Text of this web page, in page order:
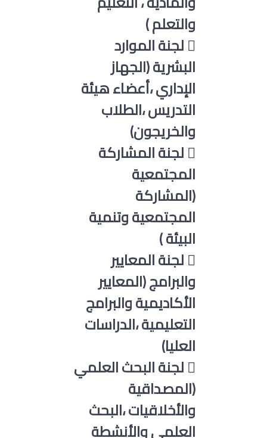
والتعلم )
 لجنة الموارد
البشرية (الجهاز
الإداري ،أعضاء هيئة
التدريس ،الطلاب
والخريجون)
 لجنة المشاركة
المجتمعية
(المشاركة
المجتمعية وتنمية
البيئة )
 لجنة المعايير
والبرامج (المعايير
الأكاديمية والبرامج
التعليمية ،الدراسات
العليا)
 لجنة البحث العلمي
(المصداقية
والأخلاقيات ،البحث
العلمي والأنشطة